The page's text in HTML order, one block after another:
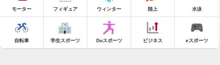
モーター フィギュア ウィンター 陸上 水泳
自転車 学生スポーツ Doスポーツ ビジネス eスポーツ